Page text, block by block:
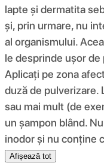
lapte și dermatita
și, prin urmare, nu
al organismului.
le desprinde ușor
Aplicați pe zona
duză de pulverizare.
sau mai mult (de
un șampon blând.
inodor și nu conține
Afișează tot